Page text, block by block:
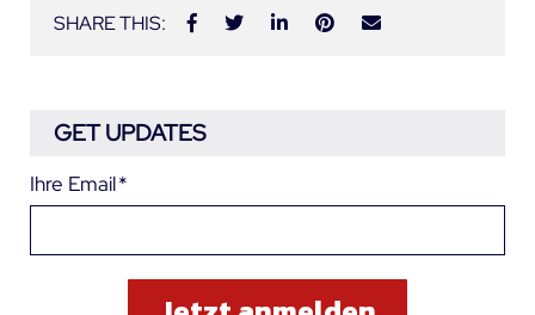
SHARE THIS:
GET UPDATES
Ihre Email*